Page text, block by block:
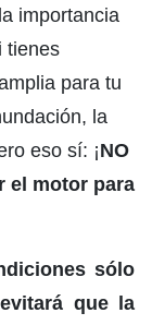
importancia
tienes
para tu
la
eso sí: ¡NO
el motor para
sólo
que la